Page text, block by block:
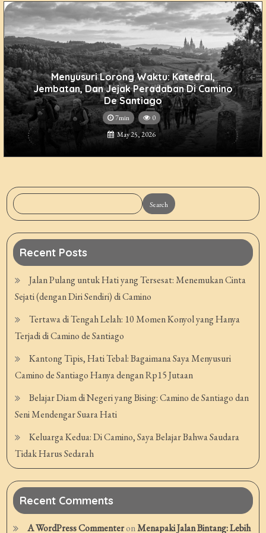
Menyusuri Lorong Waktu: Katedral,
Jembatan, Dan Jejak Peradaban Di Camino
De Santiago
7min
0
May 25, 2026
Search
Recent Posts
Jalan Pulang untuk Hati yang Tersesat: Menemukan Cinta
Sejati (dengan Diri Sendiri) di Camino
Tertawa di Tengah Lelah: 10 Momen Konyol yang Hanya
Terjadi di Camino de Santiago
Kantong Tipis, Hati Tebal: Bagaimana Saya Menyusuri
Camino de Santiago Hanya dengan Rp15 Jutaan
Belajar Diam di Negeri yang Bising: Camino de Santiago dan
Seni Mendengar Suara Hati
Keluarga Kedua: Di Camino, Saya Belajar Bahwa Saudara
Tidak Harus Sedarah
Recent Comments
A WordPress CommenteronMenapaki Jalan Bintang: Lebih